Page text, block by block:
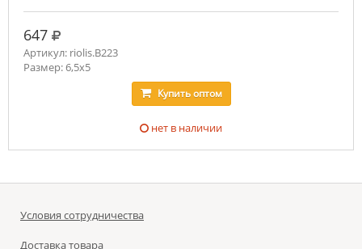
647 руб.
Артикул: riolis.В223
Размер: 6,5х5
Купитьоптом
нет в наличии
Условия сотрудничества
Доставка товара